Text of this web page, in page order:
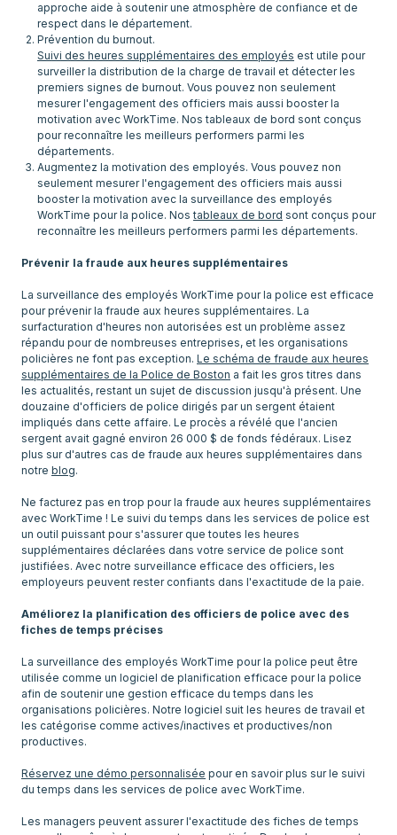
approche aide à soutenir une atmosphère de confiance et de
respect dans le département.
Prévention du burnout.
Suivi des heures supplémentaires des employés est utile pour
surveiller la distribution de la charge de travail et détecter les
premiers signes de burnout. Vous pouvez non seulement
mesurer l'engagement des officiers mais aussi booster la
motivation avec WorkTime. Nos tableaux de bord sont conçus
pour reconnaître les meilleurs performers parmi les
départements.
Augmentez la motivation des employés. Vous pouvez non
seulement mesurer l'engagement des officiers mais aussi
booster la motivation avec la surveillance des employés
WorkTime pour la police. Nostableaux de bord sont conçus pour
reconnaître les meilleurs performers parmi les départements.
Prévenir la fraude aux heures supplémentaires
La surveillance des employés WorkTime pour la police est efficace
pour prévenir la fraude aux heures supplémentaires. La
surfacturation d'heures non autorisées est un problème assez
répandu pour de nombreuses entreprises, et les organisations
policières ne font pas exception. Le schéma de fraude aux heures
supplémentaires de la Police de Boston a fait les gros titres dans
les actualités, restant un sujet de discussion jusqu'à présent. Une
douzaine d'officiers de police dirigés par un sergent étaient
impliqués dans cette affaire. Le procès a révélé que l'ancien
sergent avait gagné environ 26 000 $ de fonds fédéraux. Lisez
plus sur d'autres cas de fraude aux heures supplémentaires dans
notre blog.
Ne facturez pas en trop pour la fraude aux heures supplémentaires
avec WorkTime ! Le suivi du temps dans les services de police est
un outil puissant pour s'assurer que toutes les heures
supplémentaires déclarées dans votre service de police sont
justifiées. Avec notre surveillance efficace des officiers, les
employeurs peuvent rester confiants dans l'exactitude de la paie.
Améliorez la planification des officiers de police avec des
fiches de temps précises
La surveillance des employés WorkTime pour la police peut être
utilisée comme un logiciel de planification efficace pour la police
afin de soutenir une gestion efficace du temps dans les
organisations policières. Notre logiciel suit les heures de travail et
les catégorise comme actives/inactives et productives/non
productives.
Réservez une démo personnalisée pour en savoir plus sur le suivi
du temps dans les services de police avec WorkTime.
Les managers peuvent assurer l'exactitude des fiches de temps